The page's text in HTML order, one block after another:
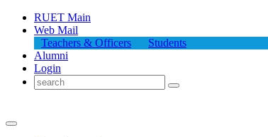
RUET Main
Web Mail
Teachers & Officers
Students
Alumni
Login